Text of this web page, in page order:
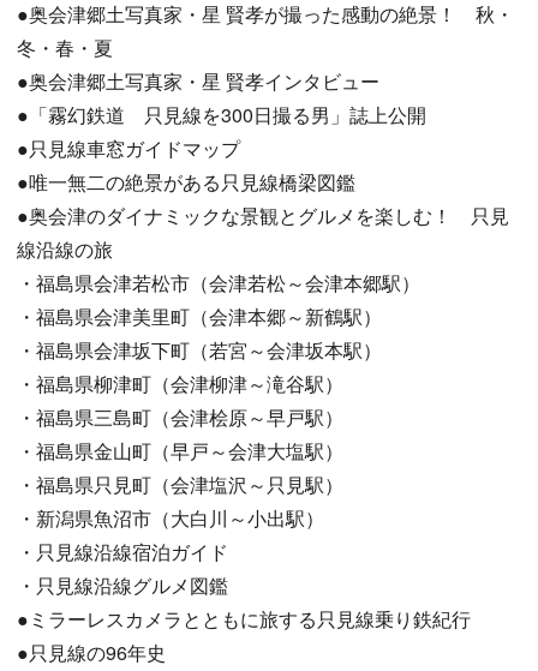
●奥会津郷土写真家・星 賢孝が撮った感動の絶景！ 秋・
冬・春・夏
●奥会津郷土写真家・星 賢孝インタビュー
●「霧幻鉄道 只見線を300日撮る男」誌上公開
●只見線車窓ガイドマップ
●唯一無二の絶景がある只見線橋梁図鑑
●奥会津のダイナミックな景観とグルメを楽しむ！ 只見
線沿線の旅
・福島県会津若松市（会津若松～会津本郷駅）
・福島県会津美里町（会津本郷～新鶴駅）
・福島県会津坂下町（若宮～会津坂本駅）
・福島県柳津町（会津柳津～滝谷駅）
・福島県三島町（会津桧原～早戸駅）
・福島県金山町（早戸～会津大塩駅）
・福島県只見町（会津塩沢～只見駅）
・新潟県魚沼市（大白川～小出駅）
・只見線沿線宿泊ガイド
・只見線沿線グルメ図鑑
●ミラーレスカメラとともに旅する只見線乗り鉄紀行
●只見線の96年史